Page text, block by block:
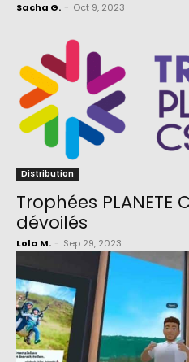
Sacha G. Oct 9, 2023
Distribution
Trophées PLANETE
dévoilés
Lola M. Sep 29, 2023